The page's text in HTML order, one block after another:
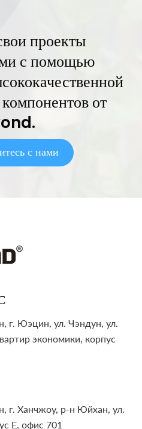
проекты
с помощью
от
с нами
г. Юэцин, ул. Чэндун, ул.
экономики, корпус
г. Ханчжоу, р-н Юйхан, ул.
E, офис 701